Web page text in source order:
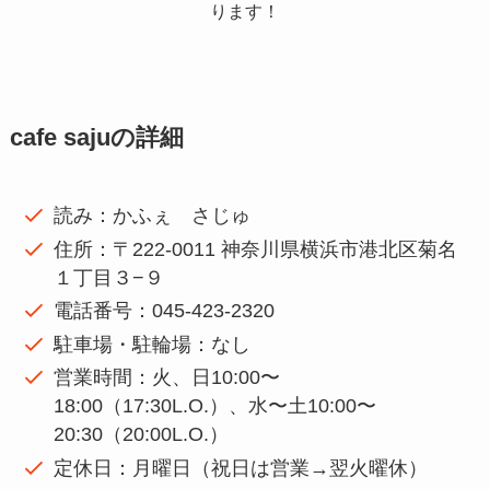
ります！
cafe sajuの詳細
読み：かふぇ さじゅ
住所：〒222-0011 神奈川県横浜市港北区菊名
１丁目３−９
電話番号：045-423-2320
駐車場・駐輪場：なし
営業時間：火、日10:00〜
18:00（17:30L.O.）、水〜土10:00〜
20:30（20:00L.O.）
定休日：月曜日（祝日は営業→翌火曜休）